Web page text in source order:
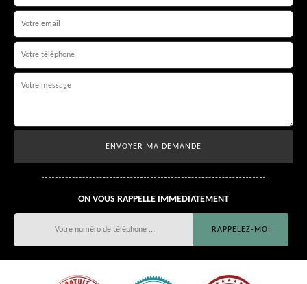
ON VOUS RAPPELLE IMMEDIATEMENT